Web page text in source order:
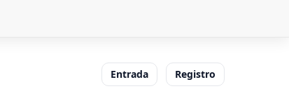
Entrada Registro